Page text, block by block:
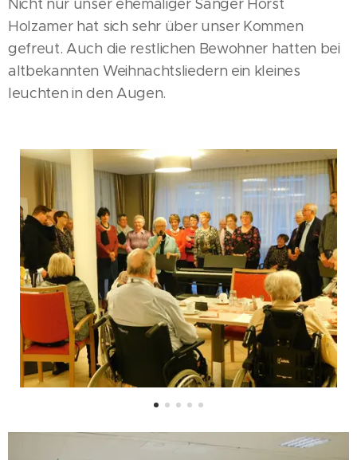
Nicht nur unser ehemaliger Sänger Horst
Holzamer hat sich sehr über unser Kommen
gefreut. Auch die restlichen Bewohner hatten bei
altbekannten Weihnachtsliedern ein kleines
leuchten in den Augen.